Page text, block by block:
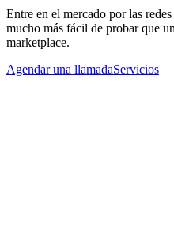
Entre en el mercado por las
mucho más fácil de probar que
marketplace.
Agendar una llamadaServicios